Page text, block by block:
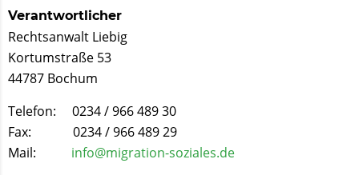
Verantwortlicher
Rechtsanwalt Liebig
Kortumstraße 53
44787 Bochum
Telefon: 0234 / 966 489 30
Fax: 0234 / 966 489 29
Mail: info@migration-soziales.de